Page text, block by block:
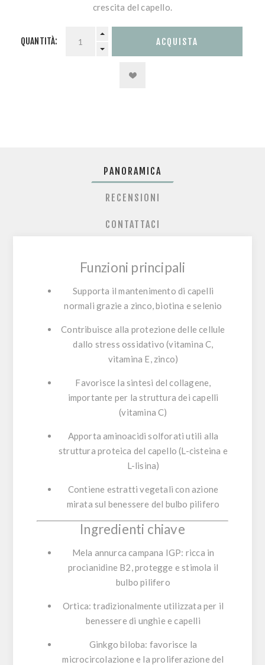
crescita del capello.
QUANTITÀ:
PANORAMICA
RECENSIONI
CONTATTACI
Funzioni principali
Supporta ilmantenimento di capelli
normali grazie a zinco, biotina e selenio
Contribuisce alla protezione delle cellule
dallo stress ossidativo (vitamina C,
vitamina E, zinco)
Favorisce lasintesi del collagene,
importante per la struttura dei capelli
(vitamina C)
Apportaaminoacidi solforati utili alla
struttura proteica del capello (L-cisteina e
L-lisina)
Contiene estratti vegetali con azione
mirata sul benessere del bulbo pilifero
Ingredienti chiave
Mela annurca campana IGP: ricca in
procianidine B2, protegge e stimola il
bulbo pilifero
Ortica: tradizionalmente utilizzata per il
benessere di unghie e capelli
Ginkgo biloba: favorisce la
microcircolazione e la proliferazione del